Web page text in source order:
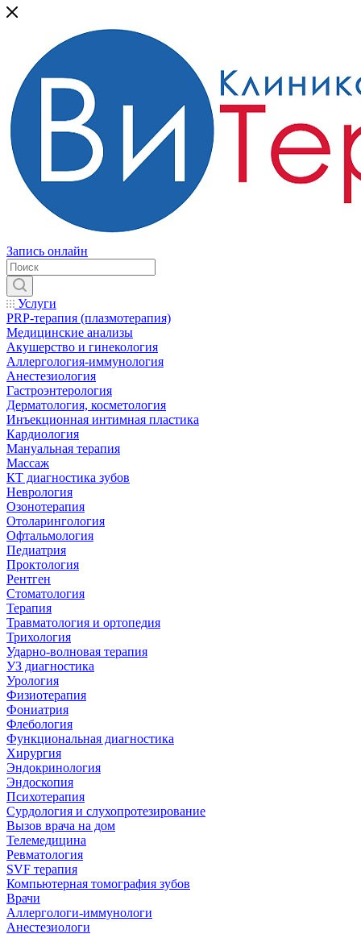
Запись онлайн
Услуги
PRP-терапия (плазмотерапия)
Медицинские анализы
Акушерство и гинекология
Аллергология-иммунология
Анестезиология
Гастроэнтерология
Дерматология, косметология
Инъекционная интимная пластика
Кардиология
Мануальная терапия
Массаж
КТ диагностика зубов
Неврология
Озонотерапия
Отоларингология
Офтальмология
Педиатрия
Проктология
Рентген
Стоматология
Терапия
Травматология и ортопедия
Трихология
Ударно-волновая терапия
УЗ диагностика
Урология
Физиотерапия
Фониатрия
Флебология
Функциональная диагностика
Хирургия
Эндокринология
Эндоскопия
Психотерапия
Сурдология и слухопротезирование
Вызов врача на дом
Телемедицина
Ревматология
SVF терапия
Компьютерная томография зубов
Врачи
Аллергологи-иммунологи
Анестезиологи